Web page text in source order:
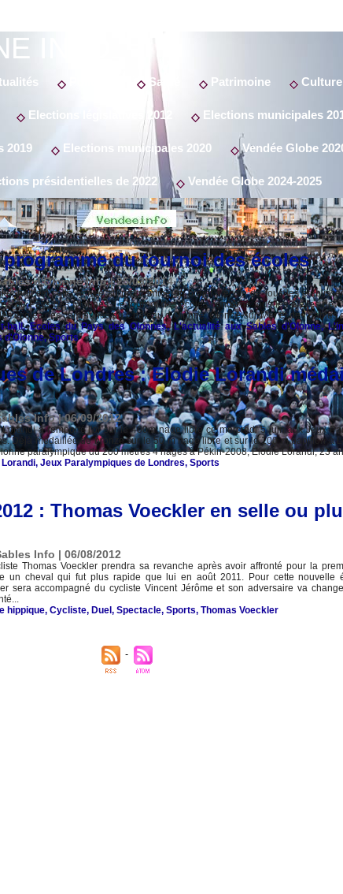
INFO
Santé Patrimoine Culture
Elections législatives 2012 Elections municipales
2019 Elections municipales 2020 Vendée Globe
présidentielles de 2022 Vendée Globe 2024-2025
du tournoi des écoles
d'Olonne Info | 25/03/2014
ball est cette année au programme du projet d’école de tous les
du Pays des Olonnes. Le tournoi des écoles concerne tous les élèves de
écoles des communes du Château d’Olonne, Olonne-sur-Mer et des Sables
ball,Ecoles du Pays des Olonnes,L'actualité aux Sables d'Olonne,
d'Olonne,Sports
de Londres : Elodie Lorandi
Info | 06/09/2012
a remporté l'or sur le 400m nage libre ce mercredi 5 juin aux Jeux
Déjà médaillée de bronze sur le 50 m nage libre et sur le 100 m papillon à
paralympique du 200 mètres 4 nages à Pékin-2008, Elodie Lorandi, 23
Lorandi, Jeux Paralympiques de Londres, Sports
: Thomas Voeckler en selle ou
Info | 06/08/2012
Thomas Voeckler prendra sa revanche après avoir affronté pour la
un cheval qui fut plus rapide que lui en août 2011. Pour cette nouvelle
sera accompagné du cycliste Vincent Jérôme et son adversaire va
hippique, Cycliste, Duel , Spectacle, Sports, Thomas Voeckler